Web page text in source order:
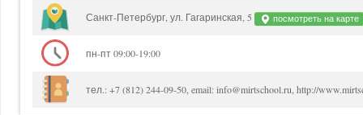
Санкт-Петербург, ул. Гагаринская, 5 посмотреть на карте
пн-пт 09:00-19:00
тел.: +7 (812) 244-09-50, email: info@mirtschool.ru, http://